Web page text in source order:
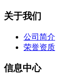
关于我们
公司简介
荣誉资质
信息中心